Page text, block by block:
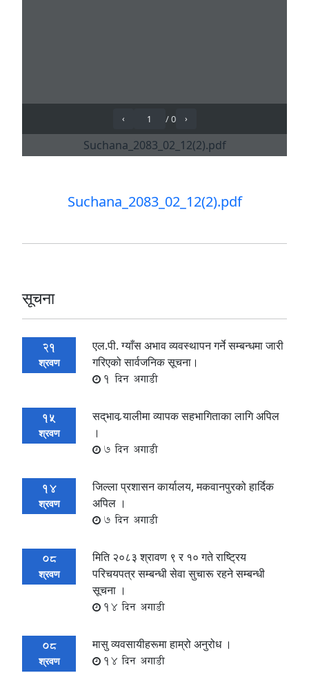
Suchana_2083_02_12(2).pdf
सूचना
21
श्रवण
एल.पी. ग्याँस अभाव व्यवस्थापन गर्ने सम्बन्धमा जारी
गरिएको सार्वजनिक सूचना।
1 दिन अगाडी
15
श्रवण
सद्‌भाव र्‍यालीमा व्यापक सहभागिताका लागि अपिल
।
7 दिन अगाडी
14
श्रवण
जिल्ला प्रशासन कार्यालय, मकवानपुरको हार्दिक
अपिल ।
7 दिन अगाडी
08
श्रवण
मिति २०८३ श्रावण ९ र १० गते राष्ट्रिय
परिचयपत्र सम्बन्धी सेवा सुचारू रहने सम्बन्धी
सूचना ।
14 दिन अगाडी
08
श्रवण
मासु व्यवसायीहरूमा हाम्रो अनुरोध ।
14 दिन अगाडी